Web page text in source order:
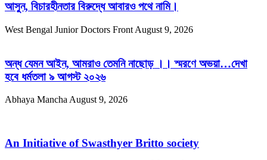
আসুন, বিচারহীনতার বিরুদ্ধে আবারও পথে নামি।
West Bengal Junior Doctors Front August 9, 2026
অন্ধ যেমন আইন, আমরাও তেমনি নাছোড় ।। স্মরণে অভয়া…দেখা
হবে ধর্মতলা ৯ আগস্ট ২০২৬
Abhaya Mancha August 9, 2026
An Initiative of Swasthyer Britto society